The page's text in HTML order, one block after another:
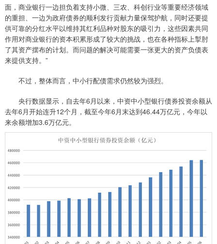
面，商业银行一边担负着支持小微、三农、科创行业等重要经济领域
的重担、一边为政府债券的顺利发行贡献力量保驾护航，同时还要提
供可靠的分红水平以维持其红利品种对股东的吸引力，这些因素共同
作用对商业银行的资本积累形成了较大的挑战，也在各种指标上掣肘
了其资产摆布的计划。而问题的解决可能需要一张更大的资产负债表
来提供支持。”
不过，整体而言，中小行配债需求仍然较为强烈。
央行数据显示，自去年6月以来，中资中小型银行债券投资余额从
去年6月开始连升12个月，截至今年6月末达到46.44万亿元，今年以
来余额增加3.6万亿元。